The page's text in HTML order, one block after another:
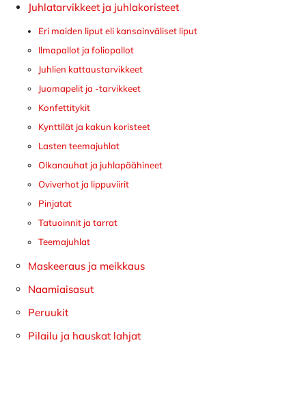
Juhlatarvikkeet ja juhlakoristeet
Eri maiden liput eli kansainväliset liput
Ilmapallot ja foliopallot
Juhlien kattaustarvikkeet
Juomapelit ja -tarvikkeet
Konfettitykit
Kynttilät ja kakun koristeet
Lasten teemajuhlat
Olkanauhat ja juhlapäähineet
Oviverhot ja lippuviirit
Pinjatat
Tatuoinnit ja tarrat
Teemajuhlat
Maskeeraus ja meikkaus
Naamiaisasut
Peruukit
Pilailu ja hauskat lahjat